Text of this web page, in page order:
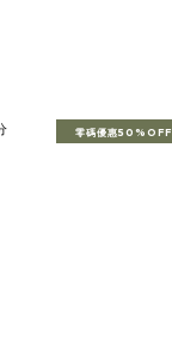
零碼優惠50%OFF